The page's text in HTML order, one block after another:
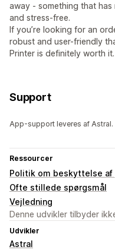
away - something that
and stress-free.
If you’re looking for an
robust and user-friendly
Printer is definitely worth it.
Support
App-support leveres af Astral.
Ressourcer
Politik om beskyttelse af
Ofte stillede spørgsmål
Vejledning
Denne udvikler tilbyder
Udvikler
Astral